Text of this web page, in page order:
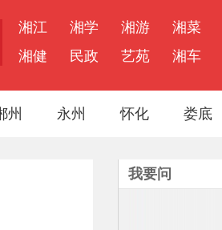
湘江 湘学 湘游 湘菜
湘健
民政 艺苑 湘车
州 永州 怀化 娄底
我要问